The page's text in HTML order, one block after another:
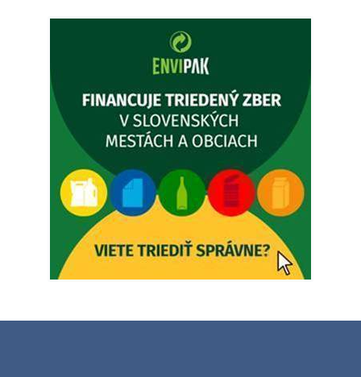
budeZATVORENÁ z dôvodu čerpania dovolenky. Akútne
prípady bude riešiť MUDr.Fisch…
Zajtrajší zvoz odpadu
Vážený občan, zajtra 5. 8. sa bude zvážať komunálny odpad.
4. augusta 2026 15:30
Dnešný zvoz odpadu
Vážený občan, dnes 5. 8. sa zváža komunálny odpad.
5. augusta 2026 05:00